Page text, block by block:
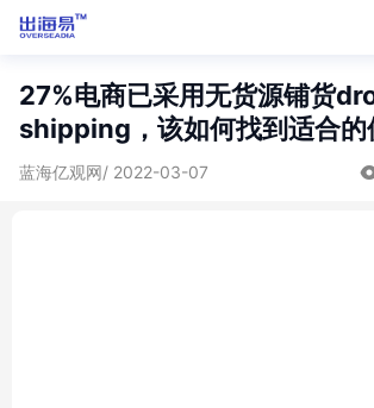
27%电商已采用无货源铺货
shipping，该如何找到适合的
蓝海亿观网/ 2022-03-07